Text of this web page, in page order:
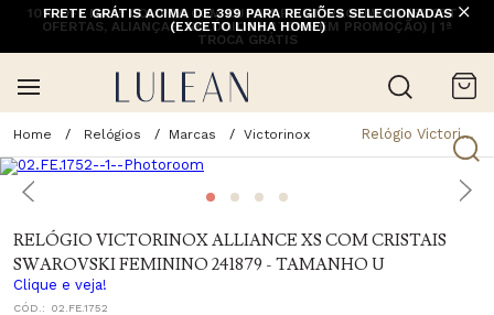
10% OFF NA 1ª COMPRA COM CUPOM PRIMEIRACOMPRA (EXCETO
OFERTAS, ALIANÇAS, RELÓGIOS E ITENS EM PROMOÇÃO) | 1ª
TROCA GRÁTIS
FRETE GRÁTIS ACIMA DE 399 PARA REGIÕES SELECIONADAS
(EXCETO LINHA HOME)
Relógios Marcas Victorinox Relógio Victorinox Alliance Xs Com Cristais Swarovski Feminino 241879 - Tamanho U
RELÓGIO VICTORINOX ALLIANCE XS COM CRISTAIS
SWAROVSKI FEMININO 241879 - TAMANHO U
Clique e veja!
CÓD.: 02.FE.1752